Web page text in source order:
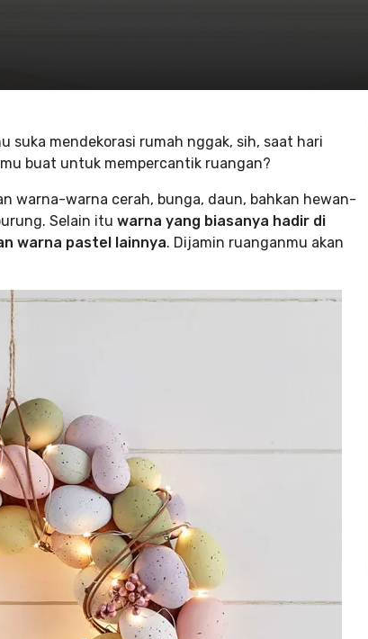
suka mendekorasi rumah nggak, sih, saat hari
buat untuk mempercantik ruangan?
warna-warna cerah, bunga, daun, bahkan hewan-
Selain itu warna yang biasanya hadir di
warna pastel lainnya. Dijamin ruanganmu akan